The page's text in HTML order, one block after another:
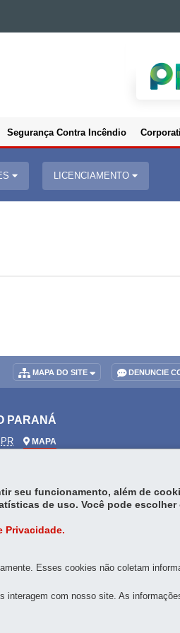
Segurança Contra Incêndio
LICENCIAMENTO
MAPA DO SITE DENUNCIE
PARANÁ
PR MAPA
seu funcionamento, além de
de uso. Você pode
Privacidade.
Esses cookies não coletam
com nosso site. As